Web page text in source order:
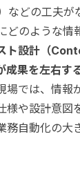
などの工夫が
どのような情
ト設計（
果を左右す
場では、情報
様や設計意図
務自動化の大